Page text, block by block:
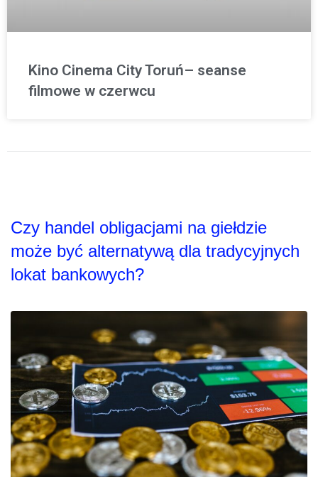
Kino Cinema City Toruń– seanse
filmowe w czerwcu
Czy handel obligacjami na giełdzie
może być alternatywą dla tradycyjnych
lokat bankowych?